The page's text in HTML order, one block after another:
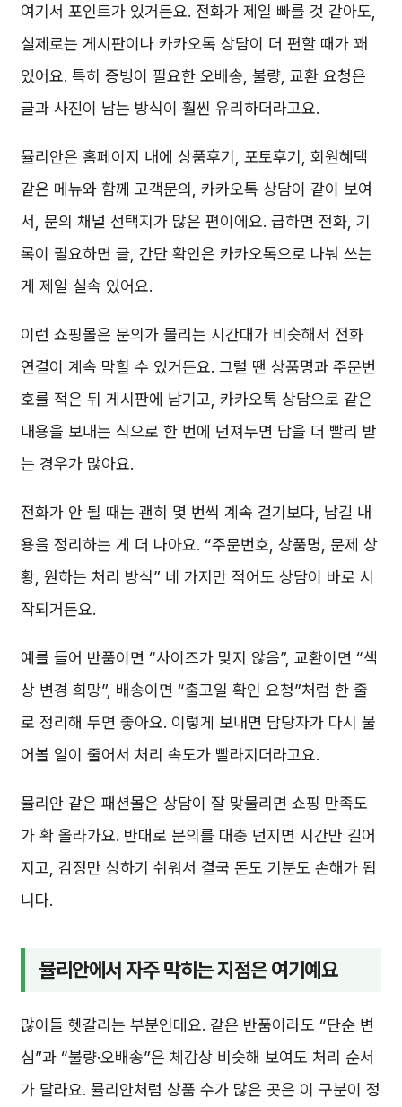
여기서 포인트가 있거든요. 전화가 제일 빠를 것 같아도,
실제로는 게시판이나 카카오톡 상담이 더 편할 때가 꽤
있어요. 특히 증빙이 필요한 오배송, 불량, 교환 요청은
글과 사진이 남는 방식이 훨씬 유리하더라고요.
뮬리안은 홈페이지 내에 상품후기, 포토후기, 회원혜택
같은 메뉴와 함께 고객문의, 카카오톡 상담이 같이 보여
서, 문의 채널 선택지가 많은 편이에요. 급하면 전화, 기
록이 필요하면 글, 간단 확인은 카카오톡으로 나눠 쓰는
게 제일 실속 있어요.
이런 쇼핑몰은 문의가 몰리는 시간대가 비슷해서 전화
연결이 계속 막힐 수 있거든요. 그럴 땐 상품명과 주문번
호를 적은 뒤 게시판에 남기고, 카카오톡 상담으로 같은
내용을 보내는 식으로 한 번에 던져두면 답을 더 빨리 받
는 경우가 많아요.
전화가 안 될 때는 괜히 몇 번씩 계속 걸기보다, 남길 내
용을 정리하는 게 더 나아요. “주문번호, 상품명, 문제 상
황, 원하는 처리 방식” 네 가지만 적어도 상담이 바로 시
작되거든요.
예를 들어 반품이면 “사이즈가 맞지 않음”, 교환이면 “색
상 변경 희망”, 배송이면 “출고일 확인 요청”처럼 한 줄
로 정리해 두면 좋아요. 이렇게 보내면 담당자가 다시 물
어볼 일이 줄어서 처리 속도가 빨라지더라고요.
뮬리안 같은 패션몰은 상담이 잘 맞물리면 쇼핑 만족도
가 확 올라가요. 반대로 문의를 대충 던지면 시간만 길어
지고, 감정만 상하기 쉬워서 결국 돈도 기분도 손해가 됩
니다.
뮬리안에서 자주 막히는 지점은 여기예요
많이들 헷갈리는 부분인데요. 같은 반품이라도 “단순 변
심”과 “불량·오배송”은 체감상 비슷해 보여도 처리 순서
가 달라요. 뮬리안처럼 상품 수가 많은 곳은 이 구분이 정